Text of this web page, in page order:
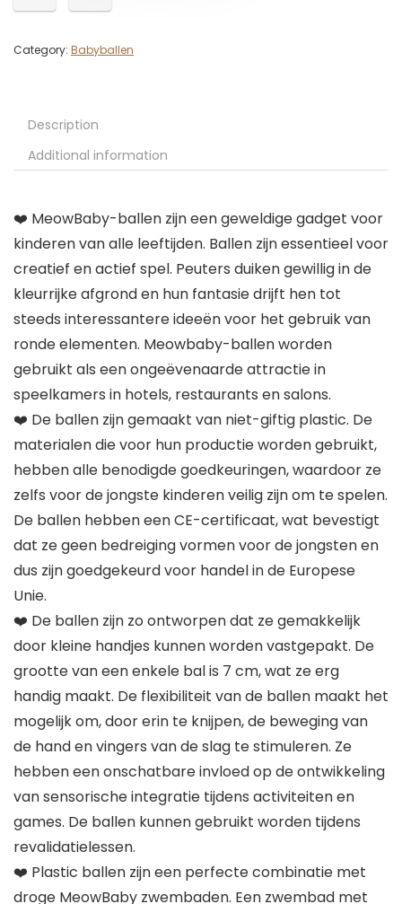
Category: Babyballen
Description
Additional information
❤️ MeowBaby-ballen zijn een geweldige gadget voor
kinderen van alle leeftijden. Ballen zijn essentieel voor
creatief en actief spel. Peuters duiken gewillig in de
kleurrijke afgrond en hun fantasie drijft hen tot
steeds interessantere ideeën voor het gebruik van
ronde elementen. Meowbaby-ballen worden
gebruikt als een ongeëvenaarde attractie in
speelkamers in hotels, restaurants en salons.
❤️ De ballen zijn gemaakt van niet-giftig plastic. De
materialen die voor hun productie worden gebruikt,
hebben alle benodigde goedkeuringen, waardoor ze
zelfs voor de jongste kinderen veilig zijn om te spelen.
De ballen hebben een CE-certificaat, wat bevestigt
dat ze geen bedreiging vormen voor de jongsten en
dus zijn goedgekeurd voor handel in de Europese
Unie.
❤️ De ballen zijn zo ontworpen dat ze gemakkelijk
door kleine handjes kunnen worden vastgepakt. De
grootte van een enkele bal is 7 cm, wat ze erg
handig maakt. De flexibiliteit van de ballen maakt het
mogelijk om, door erin te knijpen, de beweging van
de hand en vingers van de slag te stimuleren. Ze
hebben een onschatbare invloed op de ontwikkeling
van sensorische integratie tijdens activiteiten en
games. De ballen kunnen gebruikt worden tijdens
revalidatielessen.
❤️ Plastic ballen zijn een perfecte combinatie met
droge MeowBaby zwembaden. Een zwembad met